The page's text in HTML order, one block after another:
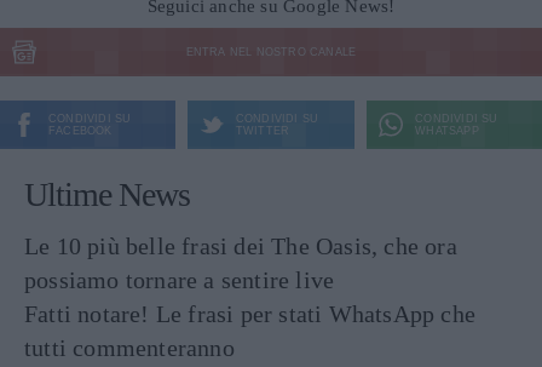
Seguici anche su Google News!
ENTRA NEL NOSTRO CANALE
CONDIVIDI SU
FACEBOOK
CONDIVIDI SU
TWITTER
CONDIVIDI SU
WHATSAPP
Ultime News
Le 10 più belle frasi dei The Oasis, che ora
possiamo tornare a sentire live
Fatti notare! Le frasi per stati WhatsApp che
tutti commenteranno